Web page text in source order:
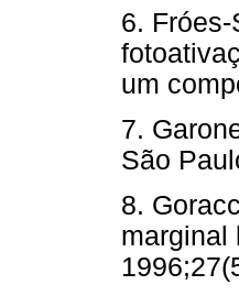
6.
um
7.
São
8.
marginal